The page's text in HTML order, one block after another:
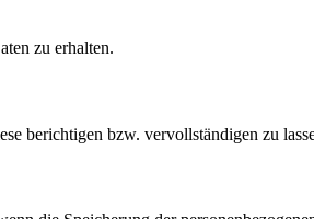
zu erhalten.
berichtigen bzw. vervollständigen zu